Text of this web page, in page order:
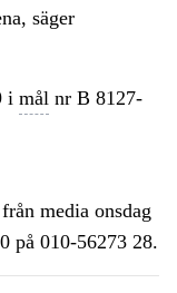
säger
i mål nr B 8127-
media onsdag
på 010-56273 28.